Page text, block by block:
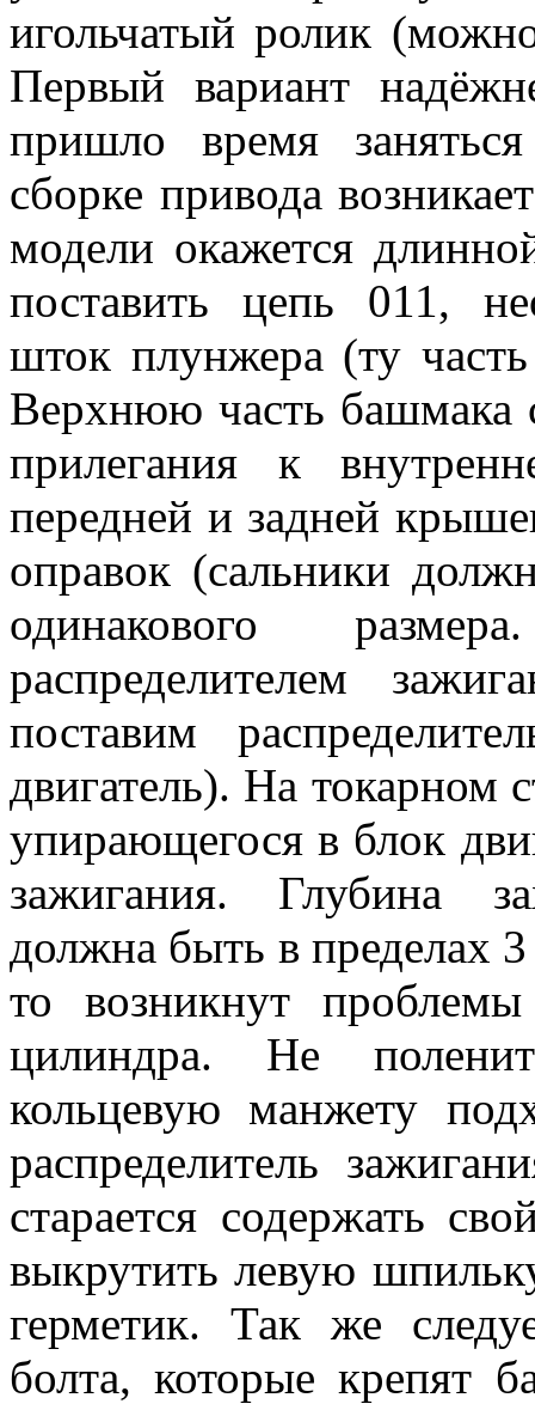
игольчатый ролик
Первый вариант
пришло время
сборке привода
модели окажется
поставить цепь 011,
шток плунжера (ту
Верхнюю часть башмака
прилегания к
передней и задней
оправок (сальники
одинакового
распределителем
поставим
двигатель). На токарном
упирающегося в блок
зажигания. Глубина
должна быть в пределах
то возникнут
цилиндра. Не
кольцевую манжету
распределитель
старается содержать
выкрутить левую
герметик. Так же
болта, которые крепят